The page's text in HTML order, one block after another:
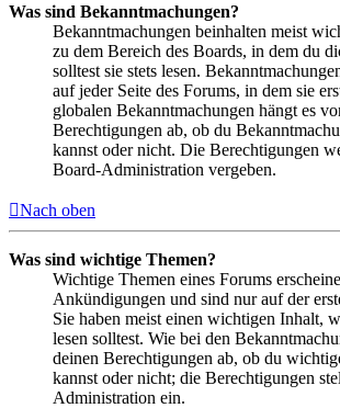
Was sind Bekanntmachungen?
Bekanntmachungen beinhalten meist
zu dem Bereich des Boards, in dem du
solltest sie stets lesen.
auf jeder Seite des Forums, in dem sie
globalen Bekanntmachungen hängt es
Berechtigungen ab, ob du
kannst oder nicht. Die Berechtigungen
Board-Administration vergeben.
Nach oben
Was sind wichtige Themen?
Wichtige Themen eines Forums
Ankündigungen und sind nur auf der
Sie haben meist einen wichtigen Inhalt,
lesen solltest. Wie bei den
deinen Berechtigungen ab, ob du
kannst oder nicht; die Berechtigungen
Administration ein.